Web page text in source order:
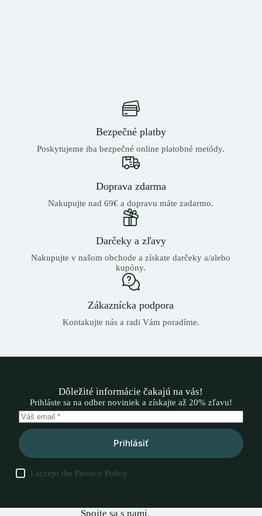
Bezpečné platby
Poskytujeme iba bezpečné online platobné metódy.
Doprava zdarma
Nakupujte nad 69€ a dopravu máte zadarmo.
Darčeky a zľavy
Nakupujte v našom obchode a získate darčeky a/alebo
kupóny.
Zákaznícka podpora
Kontakujte nás a radi Vám poradíme.
Dôležité informácie čakajú na vás!
Prihláste sa na odber noviniek a získajte až 20% zľavu!
Prihlásiť
I accept the Privacy Policy
Spojte sa s nami.